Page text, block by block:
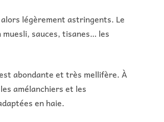
légèrement astringents. Le
sauces, tisanes… les
abondante et très mellifère. À
amélanchiers et les
en haie.